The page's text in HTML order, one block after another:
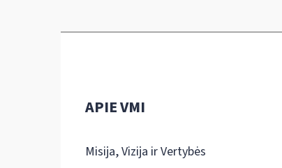
APIE VMI
Misija, Vizija ir Vertybės